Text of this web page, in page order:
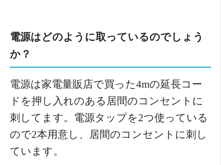
電源はどのように取っているのでしょう
か？
電源は家電量販店で買った4mの延長コー
ドを押し入れのある居間のコンセントに
刺してます。電源タップを2つ使っている
ので2本用意し、居間のコンセントに刺し
ています。